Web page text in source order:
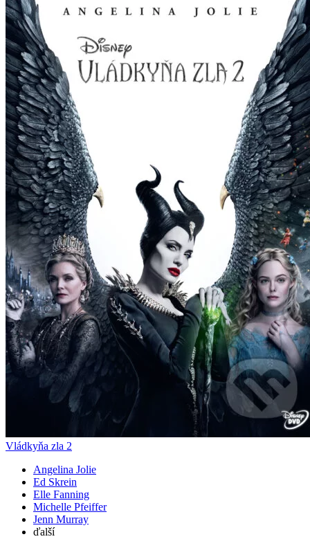
Vládkyňa zla 2
Angelina Jolie
Ed Skrein
Elle Fanning
Michelle Pfeiffer
Jenn Murray
ďalší